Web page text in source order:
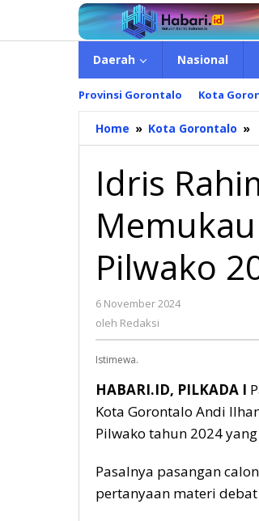
konten
Daerah Nasional
Provinsi Gorontalo Kota
Home » Kota Gorontalo »
Idris
Pilwako
6 November 2024
oleh Redaksi
Istimewa.
HABARI.ID, PILKADA I
Kota Gorontalo Andi
Pilwako tahun 2024
Pasalnya pasangan
pertanyaan materi